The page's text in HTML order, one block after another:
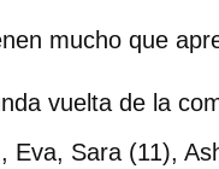
mucho que
vuelta de la
Eva, Sara (11),